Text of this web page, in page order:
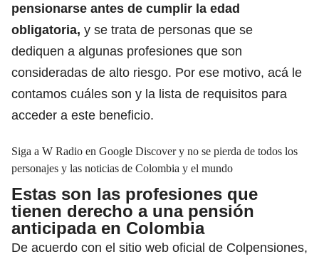
pensionarse antes de cumplir la edad
obligatoria, y se trata de personas que se
dediquen a algunas profesiones que son
consideradas de alto riesgo. Por ese motivo, acá le
contamos cuáles son y la lista de requisitos para
acceder a este beneficio.
Siga a W Radio en Google Discover y no se pierda de todos los
personajes y las noticias de Colombia y el mundo
Estas son las profesiones que
tienen derecho a una pensión
anticipada en Colombia
De acuerdo con el sitio web oficial de Colpensiones,